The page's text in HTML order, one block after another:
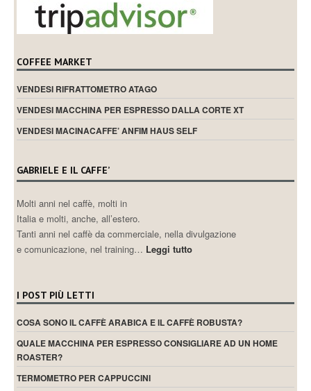
COFFEE MARKET
VENDESI RIFRATTOMETRO ATAGO
VENDESI MACCHINA PER ESPRESSO DALLA CORTE XT
VENDESI MACINACAFFE’ ANFIM HAUS SELF
GABRIELE E IL CAFFE’
Molti anni nel caffè, molti in
Italia e molti, anche, all’estero.
Tanti anni nel caffè da commerciale, nella divulgazione
e comunicazione, nel training… Leggi tutto
I POST PIÙ LETTI
COSA SONO IL CAFFÈ ARABICA E IL CAFFÈ ROBUSTA?
QUALE MACCHINA PER ESPRESSO CONSIGLIARE AD UN HOME
ROASTER?
TERMOMETRO PER CAPPUCCINI